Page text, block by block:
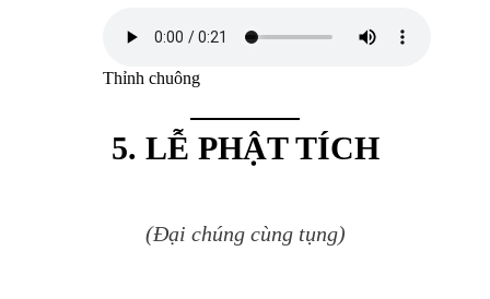
Thỉnh chuông
5. LỄ PHẬT TÍCH
(Đại chúng cùng tụng)